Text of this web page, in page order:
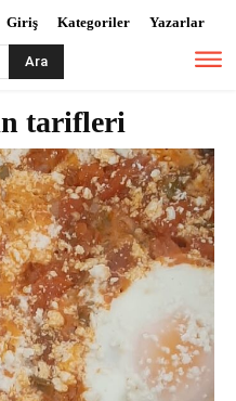
Giriş Kategoriler Yazarlar
Ara
tarifleri